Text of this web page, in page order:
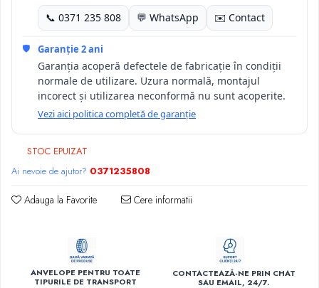
📞 0371 235 808
💬 WhatsApp ✉️ Contact
🛡️ Garanție 2 ani
Garanția acoperă defectele de fabricație în condiții
normale de utilizare. Uzura normală, montajul
incorect și utilizarea neconformă nu sunt acoperite.
Vezi aici politica completă de garanție
STOC EPUIZAT
Ai nevoie de ajutor? 0371235808
Adauga la Favorite Cere informatii
ANVELOPE PENTRU TOATE
TIPURILE DE TRANSPORT
CONTACTEAZĂ-NE PRIN CHAT
SAU EMAIL, 24/7.